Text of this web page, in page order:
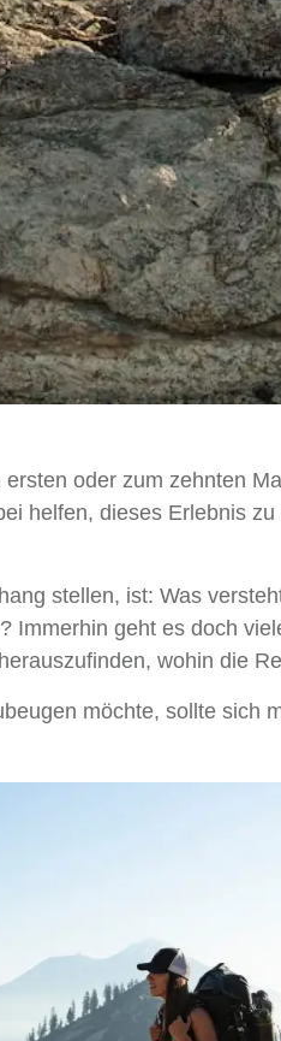
oder zum zehnten
helfen, dieses Erlebnis
stellen, ist: Was
Immerhin geht es doch
wohin die
möchte, sollte sich